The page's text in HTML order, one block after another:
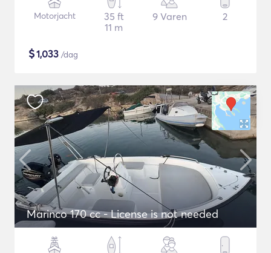
Motorjacht
35 ft
11 m
9 Varen 2
$1,033 /dag
Marinco 170 cc - License is not needed